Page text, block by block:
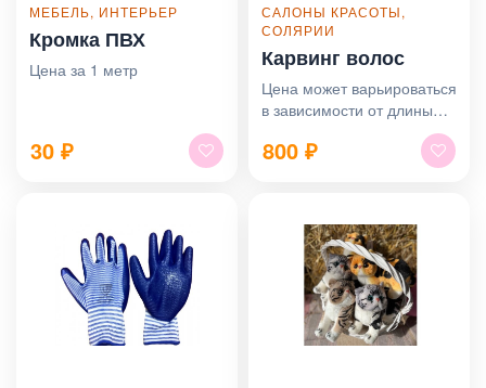
МЕБЕЛЬ, ИНТЕРЬЕР
Кромка ПВХ
Цена за 1 метр
30 ₽
САЛОНЫ КРАСОТЫ,
СОЛЯРИИ
Карвинг волос
Цена может варьироваться
в зависимости от длины
800 ₽